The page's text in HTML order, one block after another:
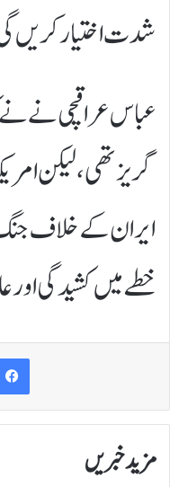
شدت اختیار کریں
عباس عراقچی نے نے
گریز تھی، لیکن
ایران کے خلاف
خطے میں کشیدگی اور
مزید خبریں